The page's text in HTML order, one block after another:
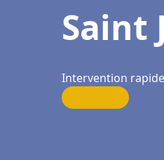
Saint
Intervention